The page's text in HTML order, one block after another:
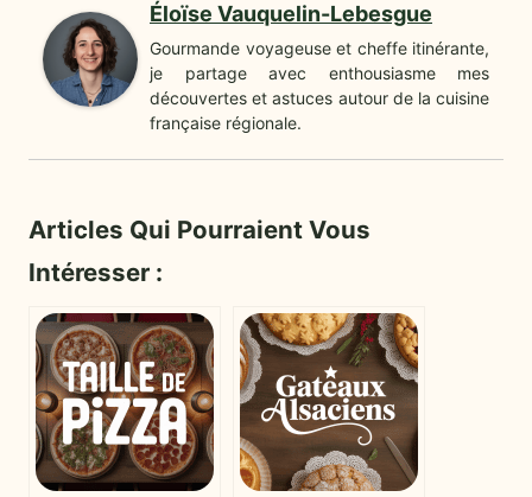
Éloïse Vauquelin-Lebesgue
Gourmande voyageuse et cheffe itinérante,
je partage avec enthousiasme mes
découvertes et astuces autour de la cuisine
française régionale.
Articles Qui Pourraient Vous
Intéresser :